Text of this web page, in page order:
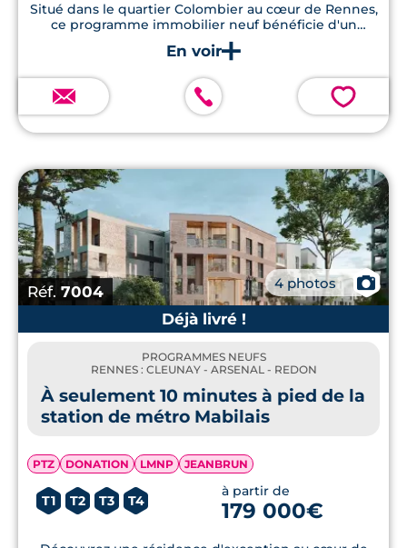
Situé dans le quartier Colombier au cœur de Rennes,
ce programme immobilier neuf bénéficie d'un
emplacement de choix.
💗
Réf. 7004 4 photos
📷
Déjà livré !
PROGRAMMES NEUFS
RENNES : CLEUNAY - ARSENAL - REDON
À seulement 10 minutes à pied de la
station de métro Mabilais
PTZ DONATION LMNP JEANBRUN
T1 T2 T3 T4
à partir de
179 000€